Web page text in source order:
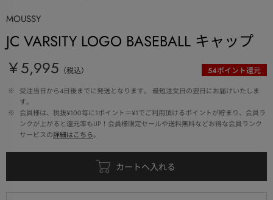
MOUSSY
JC VARSITY LOGO BASEBALL キャップ
￥5,995 （税込） 54ポイント還元
※
受注当日から4日後までに発送となります。 最短注文日の翌日にお届けいたしま
す。
※
会員様は、税抜¥100毎に1ポイント＝¥1でご利用頂けるポイントが貯まり、会員ラ
ンクが上がると還元率もUP！会員様限定セールや送料無料などお得な会員ランク
サービスの詳細はこちら。